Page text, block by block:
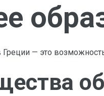
— это